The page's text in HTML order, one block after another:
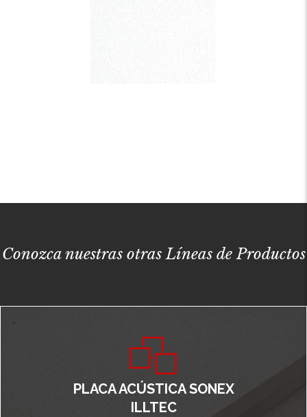
Conozca nuestras otras Líneas de Productos
PLACA ACÚSTICA SONEX
ILLTEC